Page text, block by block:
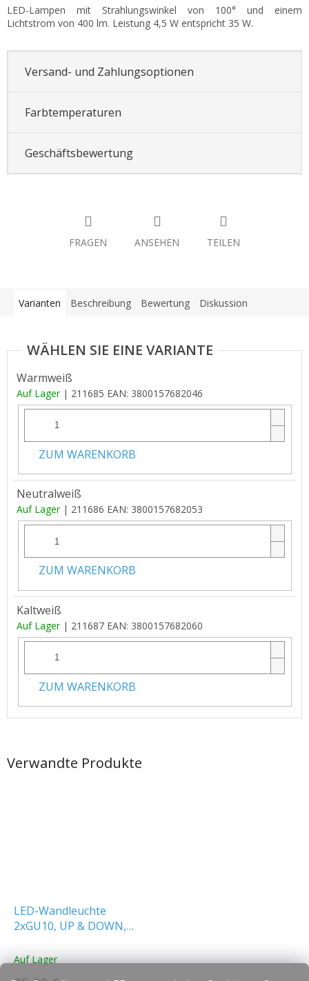
LED-Lampen mit Strahlungswinkel von 100° und einem
Lichtstrom von 400 lm. Leistung 4,5 W entspricht 35 W.
Versand- und Zahlungsoptionen
Farbtemperaturen
Geschäftsbewertung
FRAGEN ANSEHEN TEILEN
Verwandte Produkte
LED-Wandleuchte
2xGU10, UP & DOWN,
Auf Lager
Varianten Beschreibung Bewertung Diskussion
Warmweiß
Auf Lager | 211685 EAN: 3800157682046
ZUM WARENKORB
Neutralweiß
Auf Lager | 211686 EAN: 3800157682053
ZUM WARENKORB
Kaltweiß
Auf Lager | 211687 EAN: 3800157682060
ZUM WARENKORB